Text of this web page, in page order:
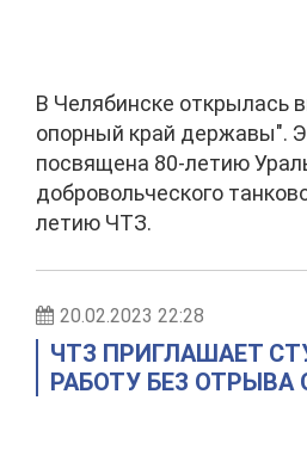
В Челябинске открылась
опорный край державы".
посвящена 80-летию
добровольческого
летию ЧТЗ.
20.02.2023 22:28
ЧТЗ ПРИГЛАШАЕТ
РАБОТУ БЕЗ ОТРЫВА